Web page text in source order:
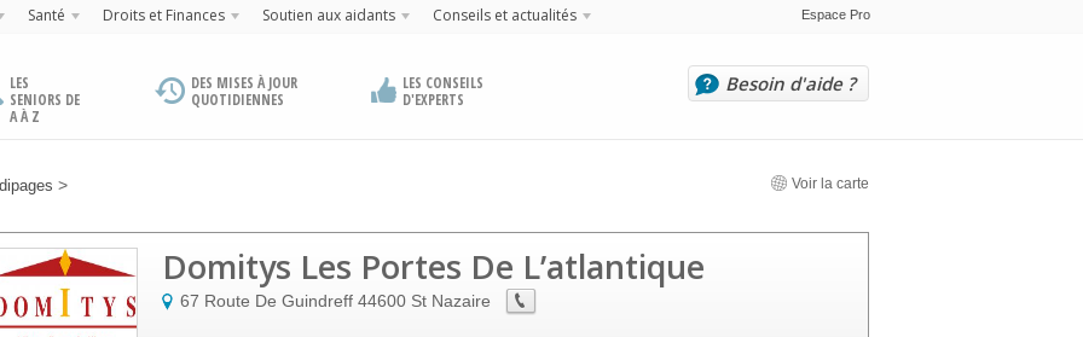
Santé Droits et Finances Soutien aux aidants Conseils et actualités Espace Pro
LES
SENIORS DE
A À Z
DES MISES À JOUR
QUOTIDIENNES
LES CONSEILS
D'EXPERTS
Besoin d'aide ?
> Voir la carte
Domitys Les Portes De L’atlantique
67 Route De Guindreff 44600 St Nazaire